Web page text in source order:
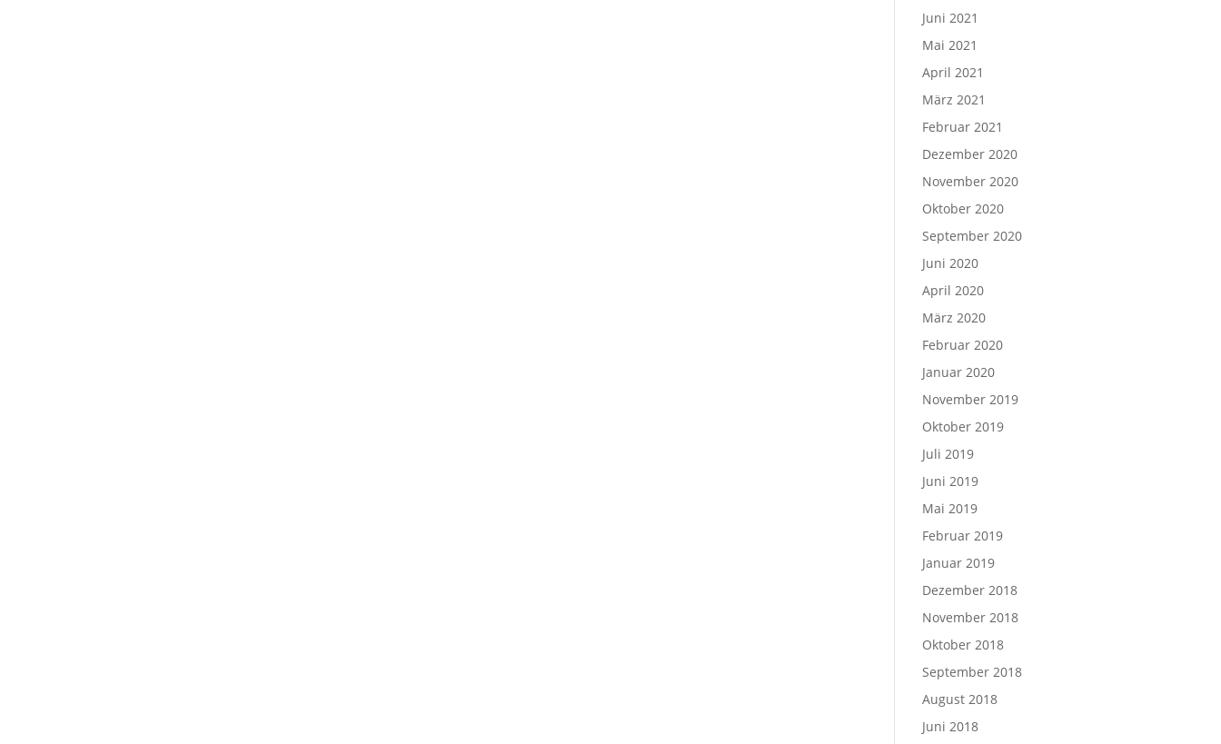
Juni 2021
Mai 2021
April 2021
März 2021
Februar 2021
Dezember 2020
November 2020
Oktober 2020
September 2020
Juni 2020
April 2020
März 2020
Februar 2020
Januar 2020
November 2019
Oktober 2019
Juli 2019
Juni 2019
Mai 2019
Februar 2019
Januar 2019
Dezember 2018
November 2018
Oktober 2018
September 2018
August 2018
Juni 2018